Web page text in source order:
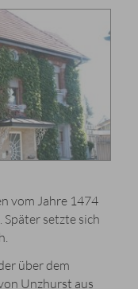
vom Jahre 1474
setzte sich
über dem
Unzhurst aus